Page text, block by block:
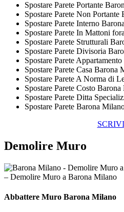
Spostare Parete Portante
Spostare Parete Non
Spostare Parete Interno
Spostare Parete In Mattoni
Spostare Parete Strutturali
Spostare Parete Divisoria
Spostare Parete
Spostare Parete Casa Barona
Spostare Parete A Norma di
Spostare Parete Costo
Spostare Parete Ditta
Spostare Parete Barona
Demolire Muro
– Demolire Muro a Barona Milano
Abbattere Muro Barona Milano